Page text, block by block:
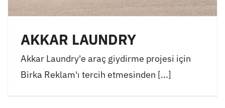
AKKAR LAUNDRY
Akkar Laundry'e araç giydirme projesi için
Birka Reklam'ı tercih etmesinden [...]